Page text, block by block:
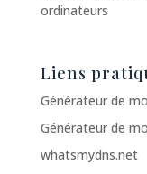
ordinateurs
Liens
Générateur de
Générateur de
whatsmydns.net